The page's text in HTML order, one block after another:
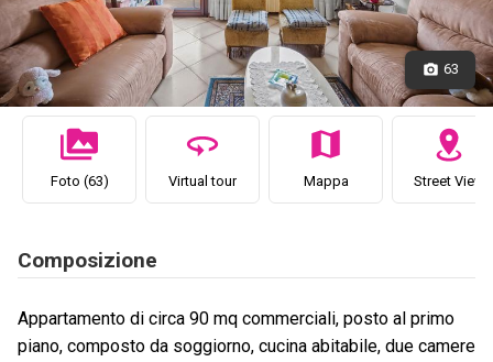
63
Foto (63) Virtual tour Mappa Street View
Composizione
Appartamento di circa 90 mq commerciali, posto al primo
piano, composto da soggiorno, cucina abitabile, due camere